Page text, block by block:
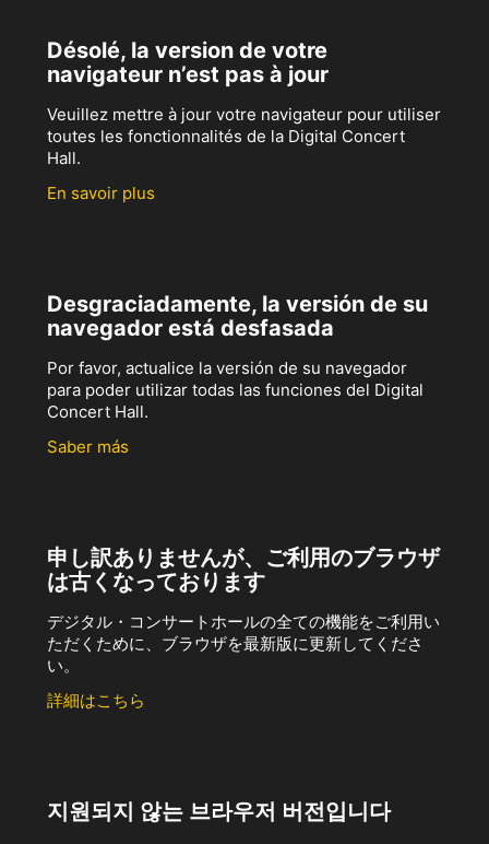
Désolé, la version de votre
navigateur n’est pas à jour
Veuillez mettre à jour votre navigateur pour utiliser
toutes les fonctionnalités de la Digital Concert
Hall.
En savoir plus
Desgraciadamente, la versión de su
navegador está desfasada
Por favor, actualice la versión de su navegador
para poder utilizar todas las funciones del Digital
Concert Hall.
Saber más
申し訳ありませんが、ご利用のブラウザ
は古くなっております
デジタル・コンサートホールの全ての機能をご利用い
ただくために、ブラウザを最新版に更新してくださ
い。
詳細はこちら
지원되지 않는 브라우저 버전입니다